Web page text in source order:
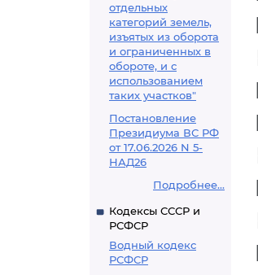
отдельных
категорий земель,
изъятых из оборота
и ограниченных в
обороте, и с
использованием
таких участков"
Постановление
Президиума ВС РФ
от 17.06.2026 N 5-
НАД26
Подробнее...
Кодексы СССР и
РСФСР
Водный кодекс
РСФСР